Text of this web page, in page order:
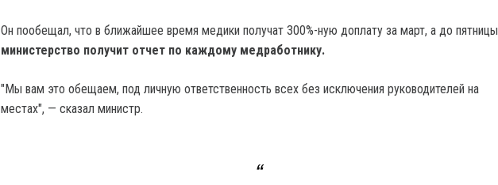
Он пообещал, что в ближайшее время медики получат 300%-ную доплату за март, а до пятницы
министерство получит отчет по каждому медработнику.
"Мы вам это обещаем, под личную ответственность всех без исключения руководителей на
местах", — сказал министр.